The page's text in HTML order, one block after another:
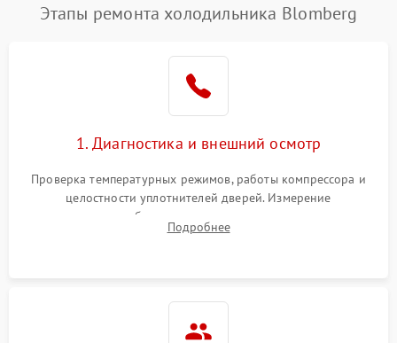
Этапы ремонта холодильника Blomberg
1. Диагностика и внешний осмотр
Проверка температурных режимов, работы компрессора и
целостности уплотнителей дверей. Измерение
сопротивления обмоток мотора, проверка термостата и
считывание кодов ошибок с электронного дисплея.
Подробнее